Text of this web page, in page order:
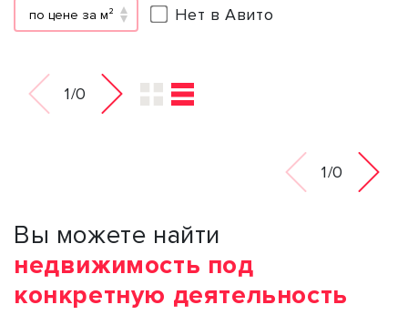
по цене за м² Нет в Авито
1/0
1/0
Вы можете найти
недвижимость под
конкретную деятельность